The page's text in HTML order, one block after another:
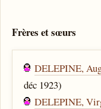
Frères et sœurs
DELEPINE,
déc 1923)
DELEPINE,